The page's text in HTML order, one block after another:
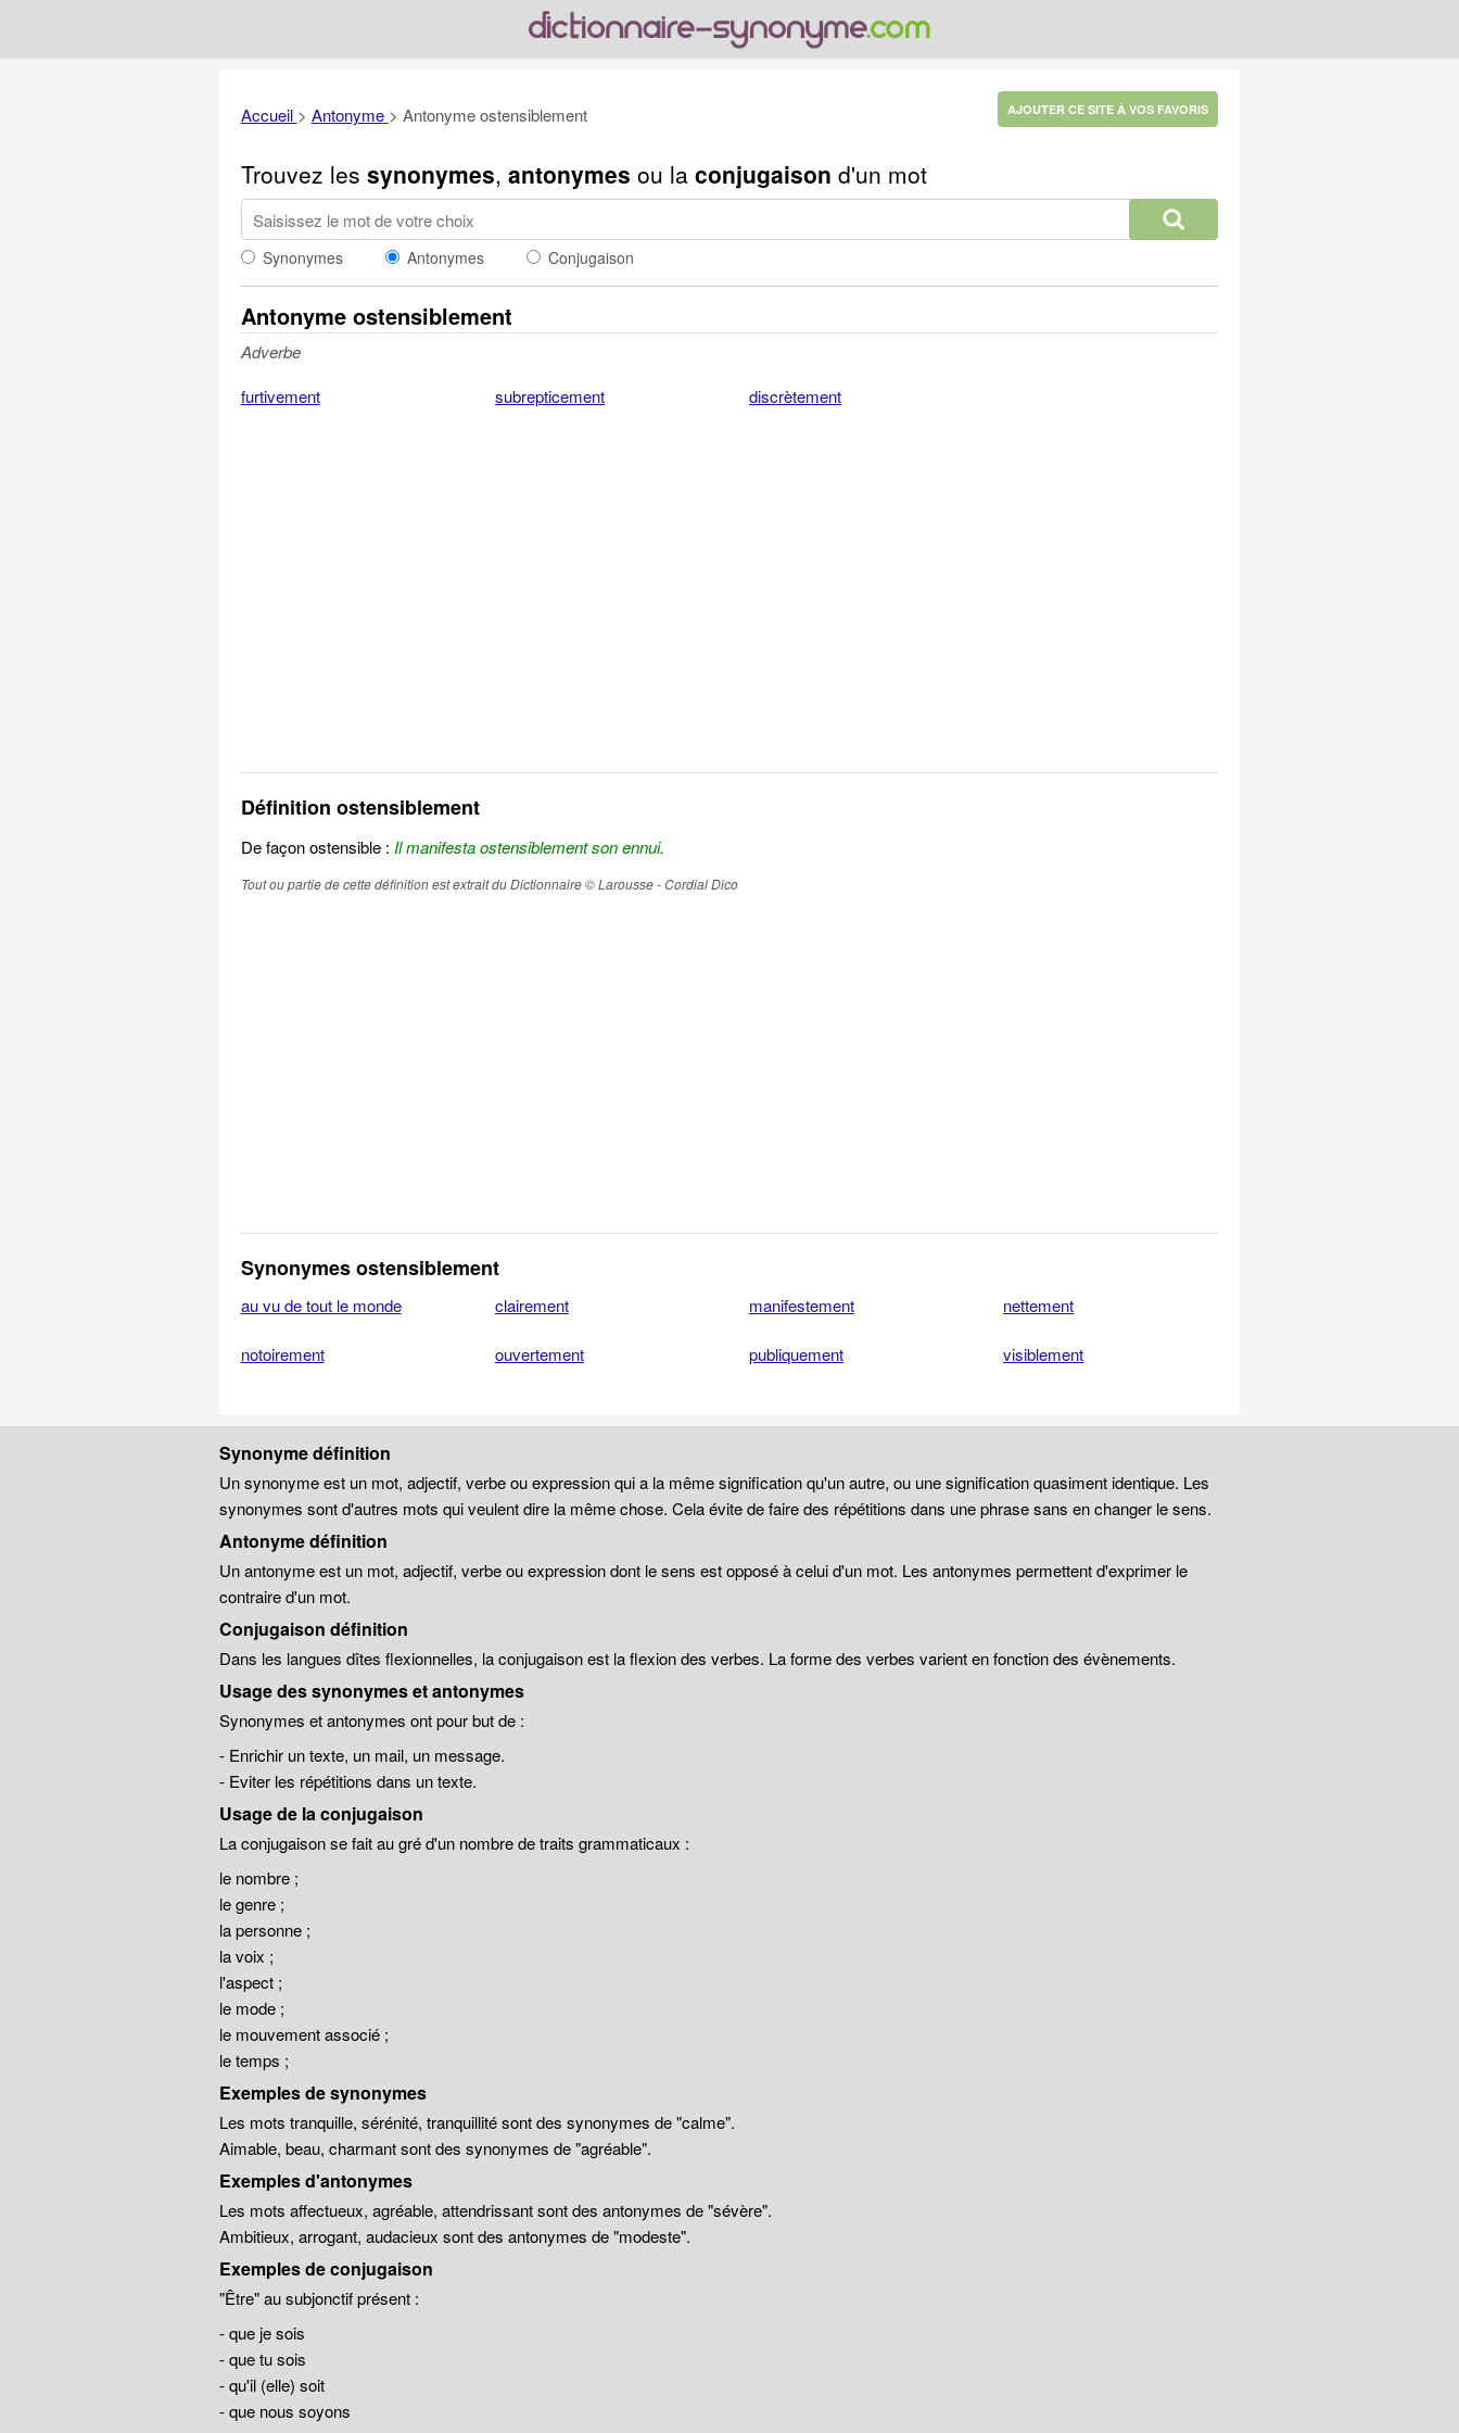
Accueil > Antonyme > Antonyme ostensiblement AJOUTER CE SITE À VOS FAVORIS
Trouvez les synonymes, antonymes ou la conjugaison d'un mot
Synonymes Antonymes Conjugaison
Antonyme ostensiblement
Adverbe
furtivement
subrepticement discrètement
Définition ostensiblement
De façon ostensible : Il manifesta ostensiblement son ennui.
Tout ou partie de cette définition est extrait du Dictionnaire © Larousse - Cordial Dico
Synonymes ostensiblement
au vu de tout le monde clairement manifestement nettement
notoirement ouvertement publiquement visiblement
Synonyme définition
Un synonyme est un mot, adjectif, verbe ou expression qui a la même signification qu'un autre, ou une signification quasiment identique. Les
synonymes sont d'autres mots qui veulent dire la même chose. Cela évite de faire des répétitions dans une phrase sans en changer le sens.
Antonyme définition
Un antonyme est un mot, adjectif, verbe ou expression dont le sens est opposé à celui d'un mot. Les antonymes permettent d'exprimer le
contraire d'un mot.
Conjugaison définition
Dans les langues dîtes flexionnelles, la conjugaison est la flexion des verbes. La forme des verbes varient en fonction des évènements.
Usage des synonymes et antonymes
Synonymes et antonymes ont pour but de :
- Enrichir un texte, un mail, un message.
- Eviter les répétitions dans un texte.
Usage de la conjugaison
La conjugaison se fait au gré d'un nombre de traits grammaticaux :
le nombre ;
le genre ;
la personne ;
la voix ;
l'aspect ;
le mode ;
le mouvement associé ;
le temps ;
Exemples de synonymes
Les mots tranquille, sérénité, tranquillité sont des synonymes de "calme".
Aimable, beau, charmant sont des synonymes de "agréable".
Exemples d'antonymes
Les mots affectueux, agréable, attendrissant sont des antonymes de "sévère".
Ambitieux, arrogant, audacieux sont des antonymes de "modeste".
Exemples de conjugaison
"Être" au subjonctif présent :
- que je sois
- que tu sois
- qu'il (elle) soit
- que nous soyons